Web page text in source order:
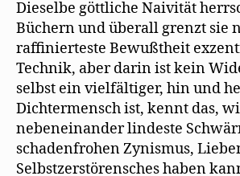
Dieselbe göttliche Naivität
Büchern und überall grenzt sie
raffinierteste Bewußtheit
Technik, aber darin ist kein
selbst ein vielfältiger, hin und
Dichtermensch ist, kennt das,
nebeneinander lindeste
schadenfrohen Zynismus,
Selbstzerstörensches haben